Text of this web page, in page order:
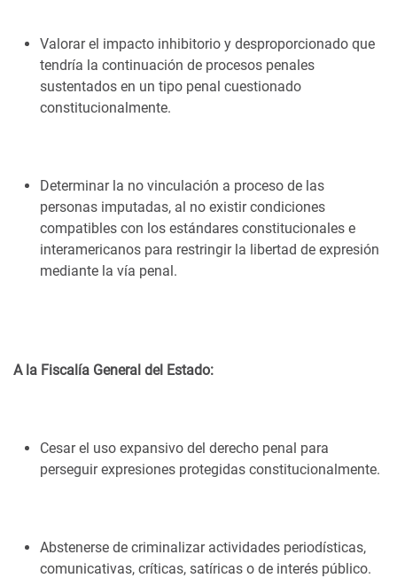
Valorar el impacto inhibitorio y desproporcionado que
tendría la continuación de procesos penales
sustentados en un tipo penal cuestionado
constitucionalmente.
Determinar la no vinculación a proceso de las
personas imputadas, al no existir condiciones
compatibles con los estándares constitucionales e
interamericanos para restringir la libertad de expresión
mediante la vía penal.
A la Fiscalía General del Estado:
Cesar el uso expansivo del derecho penal para
perseguir expresiones protegidas constitucionalmente.
Abstenerse de criminalizar actividades periodísticas,
comunicativas, críticas, satíricas o de interés público.